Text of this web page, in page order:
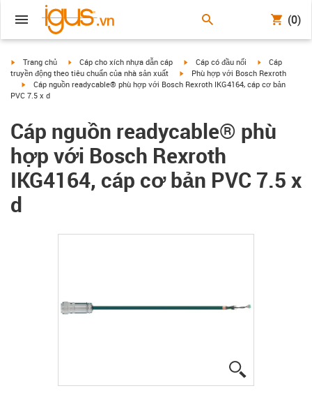
(0)
igus-icon-arrow-right
Trang chủ igus-icon-arrow-right
Cáp cho xích nhựa dẫn cáp igus-icon-arrow-right
Cáp có đầu nối igus-icon-
Cáp
truyền động theo tiêu chuẩn của nhà sản xuất
igus-icon-arrow-right
Phù hợp với Bosch Rexroth
igus-icon-arrow-right
Cáp nguồn readycable® phù hợp với Bosch Rexroth IKG4164, cáp cơ bản
PVC 7.5 x d
Cáp nguồn readycable® phù
hợp với Bosch Rexroth
IKG4164, cáp cơ bản PVC 7.5 x
d